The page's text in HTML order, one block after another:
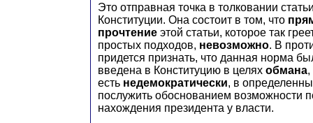
Это отправная точка в толковании
Конституции. Она состоит в том, что
прочтение этой статьи, которое так
простых подходов, невозможно. В
придется признать, что данная норма
введена в Конституцию в целях обмана
есть недемократически, в
послужить обоснованием возможности
нахождения президента у власти.